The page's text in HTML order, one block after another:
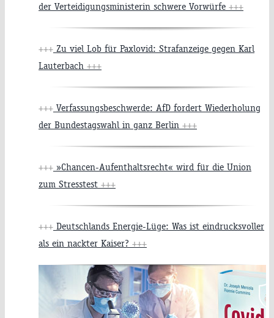
der Verteidigungsministerin schwere Vorwürfe +++
+++ Zu viel Lob für Paxlovid: Strafanzeige gegen Karl
Lauterbach +++
+++ Verfassungsbeschwerde: AfD fordert Wiederholung
der Bundestagswahl in ganz Berlin +++
+++ »Chancen-Aufenthaltsrecht« wird für die Union
zum Stresstest +++
+++ Deutschlands Energie-Lüge: Was ist eindrucksvoller
als ein nackter Kaiser? +++